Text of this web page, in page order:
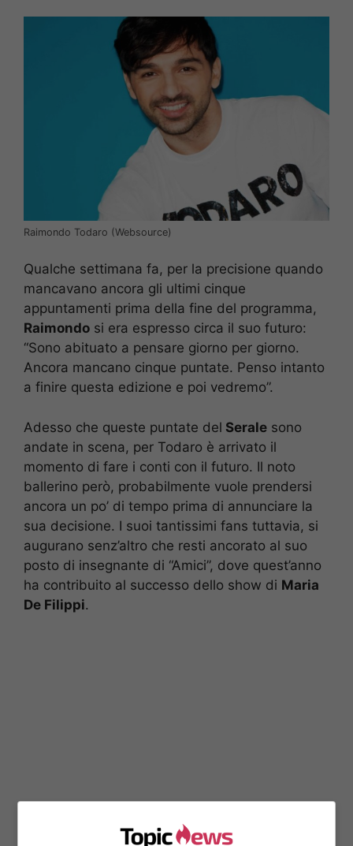
Raimondo Todaro (Websource)
Qualche settimana fa, per la precisione quando
mancavano ancora gli ultimi cinque
appuntamenti prima della fine del programma,
Raimondo si era espresso circa il suo futuro:
“Sono abituato a pensare giorno per giorno.
Ancora mancano cinque puntate. Penso intanto
a finire questa edizione e poi vedremo”.
Adesso che queste puntate del Serale sono
andate in scena, per Todaro è arrivato il
momento di fare i conti con il futuro. Il noto
ballerino però, probabilmente vuole prendersi
ancora un po’ di tempo prima di annunciare la
sua decisione. I suoi tantissimi fans tuttavia, si
augurano senz’altro che resti ancorato al suo
posto di insegnante di “Amici”, dove quest’anno
ha contribuito al successo dello show di Maria
De Filippi.